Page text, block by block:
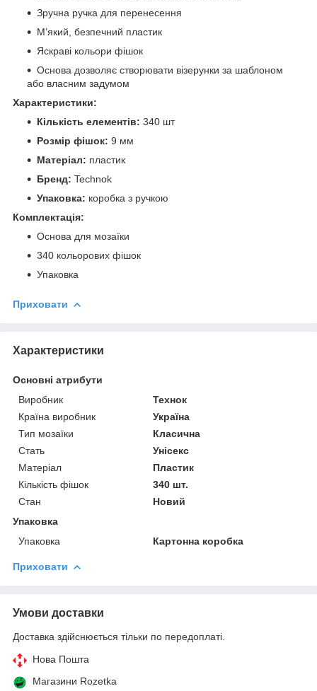
Зручна ручка для перенесення
М’який, безпечний пластик
Яскраві кольори фішок
Основа дозволяє створювати візерунки за шаблоном
або власним задумом
Характеристики:
Кількість елементів: 340 шт
Розмір фішок: 9 мм
Матеріал: пластик
Бренд: Technok
Упаковка: коробка з ручкою
Комплектація:
Основа для мозаїки
340 кольорових фішок
Упаковка
Приховати
Характеристики
Основні атрибути
Виробник
Технок
Країна виробник
Україна
Тип мозаїки
Класична
Стать
Унісекс
Матеріал
Пластик
Кількість фішок
340 шт.
Стан
Новий
Упаковка
Упаковка
Картонна коробка
Приховати
Умови доставки
Доставка здійснюється тільки по передоплаті.
Нова Пошта
Магазини Rozetka